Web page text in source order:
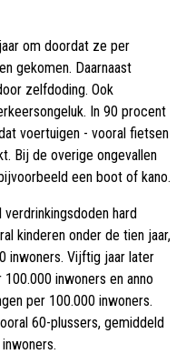
om doordat ze per
gekomen. Daarnaast
zelfdoding. Ook
In 90 procent
voertuigen - vooral fietsen
Bij de overige ongevallen
een boot of kano.
hard
kinderen onder de tien jaar,
inwoners. Vijftig jaar later
inwoners en anno
per 100.000 inwoners.
60-plussers, gemiddeld